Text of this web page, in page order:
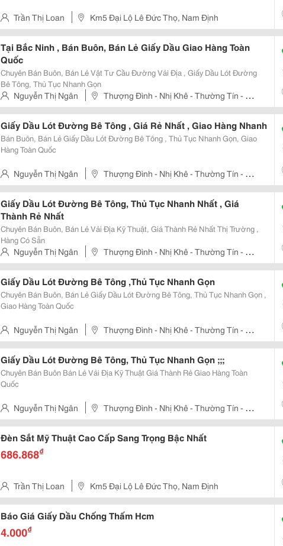
Trần Thị Loan Km5 Đại Lộ Lê Đức Thọ, Nam Định
Tại Bắc Ninh , Bán Buôn, Bán Lẻ Giấy Dầu Giao Hàng Toàn
Quốc
Chuyên Bán Buôn, Bán Lẻ Vật Tư Cầu Đường Vải Địa , Giấy Dầu Lót Đường
Bê Tông, Thủ Tục Nhanh Gọn
Nguyễn Thị Ngân
Thượng Đình - Nhị Khê - Thường Tín - Hà
Nội
Giấy Dầu Lót Đường Bê Tông , Giá Rẻ Nhất , Giao Hàng Nhanh
Bán Buôn, Bán Lẻ Giấy Dầu Lót Đường Bê Tông , Thủ Tục Nhanh Gọn, Giao
Hàng Toàn Quốc
Nguyễn Thị Ngân
Thượng Đình - Nhị Khê - Thường Tín - Hà
Nội
Giấy Dầu Lót Đường Bê Tông, Thủ Tục Nhanh Nhất , Giá
Thành Rẻ Nhất
Chuyên Bán Buôn, Bán Lẻ Vải Địa Kỹ Thuật, Giá Thành Rẻ Nhất Thị Trường ,
Hàng Có Sẵn
Nguyễn Thị Ngân
Thượng Đình - Nhị Khê - Thường Tín - Hà
Nội
Giấy Dầu Lót Đường Bê Tông ,Thủ Tục Nhanh Gọn
Chuyên Bán Buôn, Bán Lẻ Giấy Dầu Lót Đường Bê Tông, Thủ Tục Nhanh Gọn ,
Giao Hàng Toàn Quốc
Nguyễn Thị Ngân
Thượng Đình - Nhị Khê - Thường Tín - Hà
Nội
Giấy Dầu Lót Đường Bê Tông, Thủ Tục Nhanh Gọn ;;;
Chuyên Bán Buôn Bán Lẻ Vải Địa Kỹ Thuật Giá Thành Rẻ Giao Hàng Toàn
Quốc
Nguyễn Thị Ngân
Thượng Đình - Nhị Khê - Thường Tín - Hà
Nội
Đèn Sắt Mỹ Thuật Cao Cấp Sang Trọng Bậc Nhất
686.868₫
Trần Thị Loan Km5 Đại Lộ Lê Đức Thọ, Nam Định
Báo Giá Giấy Dầu Chống Thấm Hcm
4.000₫